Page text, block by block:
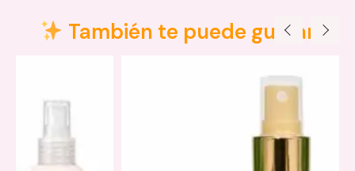
También te puede gustar